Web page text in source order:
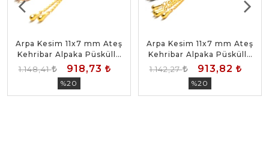
Arpa Kesim 11x7 mm Ateş
Kehribar Alpaka Püsküllü
Tesbih
1.148,41 918,73
%20
Arpa Kesim 11x7 mm Ateş
Kehribar Alpaka Püsküllü
Tesbih
1.142,27 913,82
%20